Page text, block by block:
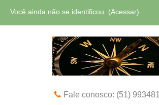
Você ainda não se identificou. (Acessar)
Português - Brasil ‎(pt_br)‎
Fale conosco: (51)